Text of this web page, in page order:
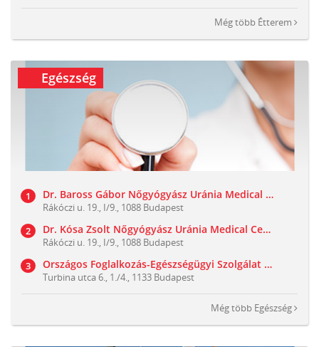
Még több Étterem
Egészség
Dr. Baross Gábor Nőgyógyász Uránia Medical Center
Rákóczi u. 19., I/9., 1088 Budapest
Dr. Kósa Zsolt Nőgyógyász Uránia Medical Center
Rákóczi u. 19., I/9., 1088 Budapest
Országos Foglalkozás-Egészségügyi Szolgálat Kft.
Turbina utca 6., 1./4., 1133 Budapest
Még több Egészség